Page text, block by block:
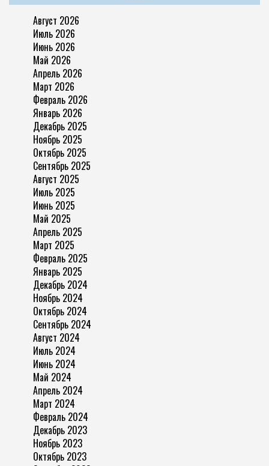
Август 2026
Июль 2026
Июнь 2026
Май 2026
Апрель 2026
Март 2026
Февраль 2026
Январь 2026
Декабрь 2025
Ноябрь 2025
Октябрь 2025
Сентябрь 2025
Август 2025
Июль 2025
Июнь 2025
Май 2025
Апрель 2025
Март 2025
Февраль 2025
Январь 2025
Декабрь 2024
Ноябрь 2024
Октябрь 2024
Сентябрь 2024
Август 2024
Июль 2024
Июнь 2024
Май 2024
Апрель 2024
Март 2024
Февраль 2024
Декабрь 2023
Ноябрь 2023
Октябрь 2023